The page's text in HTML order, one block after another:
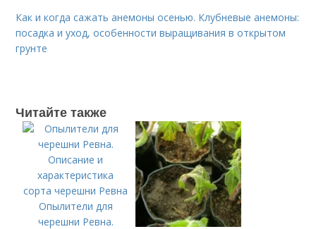
Как и когда сажать анемоны осенью. Клубневые анемоны:
посадка и уход, особенности выращивания в открытом
грунте
Читайте также
Опылители для
черешни Ревна.